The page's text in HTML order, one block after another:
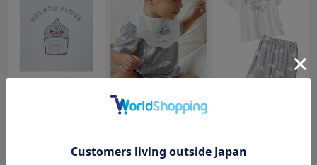
パトリック
Philly chocolate
フィリーチョコレート
プーマ
GELATO PIQUE KIDS & BABY
¥3,960